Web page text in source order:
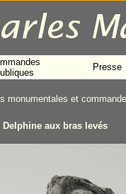
Presse
monumentales et
Delphine aux bras levés